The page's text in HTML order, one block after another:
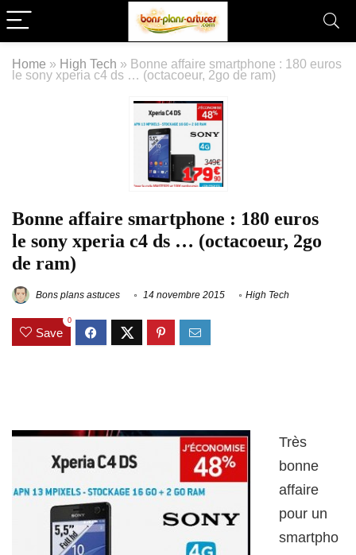
Home » High Tech » Bonne affaire smartphone : 180 euros
le sony xperia c4 ds … (octacoeur, 2go de ram)
Bonne affaire smartphone : 180 euros
le sony xperia c4 ds … (octacoeur, 2go
de ram)
Bons plans astuces 14 novembre 2015 High Tech
Save
0
Très
bonne
affaire
pour un
smartpho